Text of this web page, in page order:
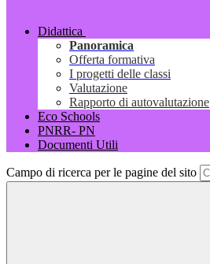
Didattica
Panoramica
Offerta formativa
I progetti delle classi
Valutazione
Rapporto di autovalutazione
Eco Schools
PNRR- PN
Documenti Utili
Campo di ricerca per le pagine del sito